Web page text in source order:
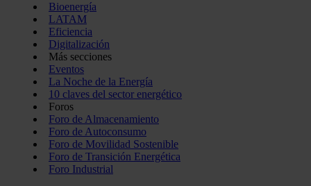
Bioenergía
LATAM
Eficiencia
Digitalización
Más secciones
Eventos
La Noche de la Energía
10 claves del sector energético
Foros
Foro de Almacenamiento
Foro de Autoconsumo
Foro de Movilidad Sostenible
Foro de Transición Energética
Foro Industrial